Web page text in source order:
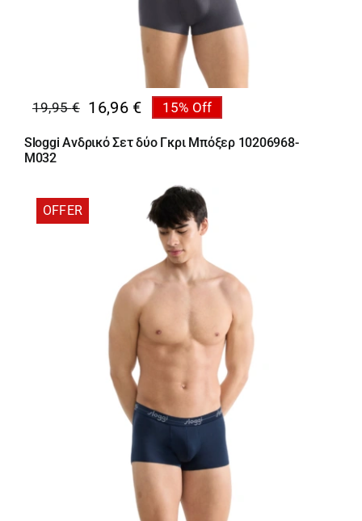
19,95€
Original
price
was:
16,96 €
Η
τρέχουσα
τιμή
16,96 €.
15% Off
Sloggi Ανδρικό Σετ δύο Γκρι Μπόξερ 10206968-
M032
OFFER